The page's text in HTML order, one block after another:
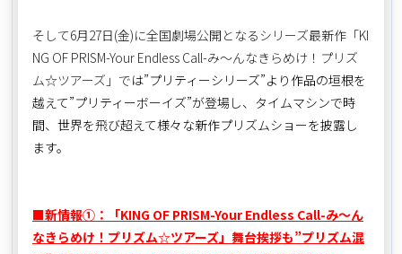
そして6月27日(金)に全国劇場公開となるシリーズ最新作「KI
NG OF PRISM-Your Endless Call-み～んなきらめけ！プリズ
ム☆ツアーズ」では”プリティーシリーズ”より作品の垣根を
越えて”プリティーボーイズ”が登場し、タイムマシンで時
間、世界を飛び超えて様々な新作プリズムショーを披露し
ます。
■新情報①：「KING OF PRISM-Your Endless Call-み～ん
なきらめけ！プリズム☆ツアーズ」舞台挨拶も”プリズム混